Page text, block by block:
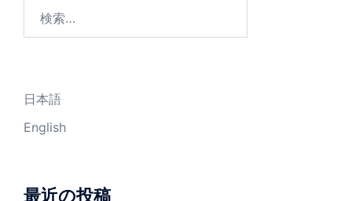
日本語
English
最近の投稿